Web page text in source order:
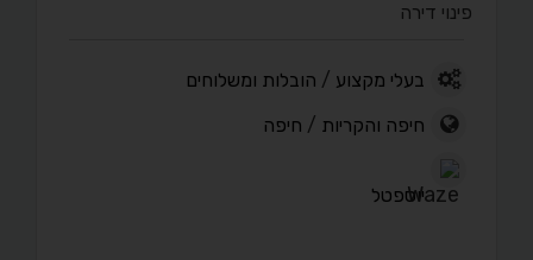
פינוי דירה
בעלי מקצוע / הובלות ומשלוחים
חיפה והקריות / חיפה
יוספטל